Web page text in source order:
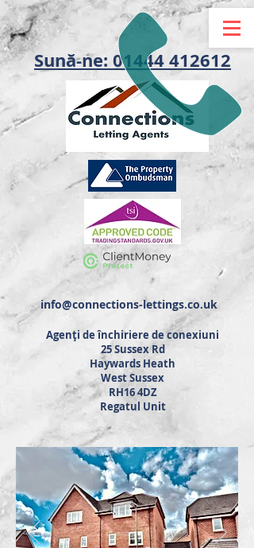
Agenți de închiriere de conexiuni
25 Sussex Rd
Haywards Heath
West Sussex
RH16 4DZ
Regatul Unit
Sună-ne: 01444 412612
info@connections-lettings.co.uk